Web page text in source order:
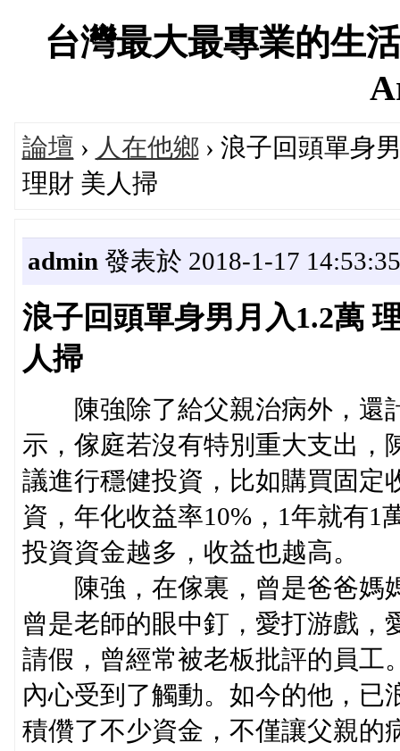
台灣最大最專業的生
論壇 › 人在他鄉 › 浪子回頭單身
理財 美人掃
admin 發表於 2018-1-17 14:53:35
浪子回頭單身男月入1.2萬
人掃
陳強除了給父親治病外，還
示，傢庭若沒有特別重大支出，
議進行穩健投資，比如購買固定
資，年化收益率10%，1年就有1
投資資金越多，收益也越高。
陳強，在傢裏，曾是爸爸媽
曾是老師的眼中釘，愛打游戲，
請假，曾經常被老板批評的員工
內心受到了觸動。如今的他，已
積儹了不少資金，不僅讓父親的